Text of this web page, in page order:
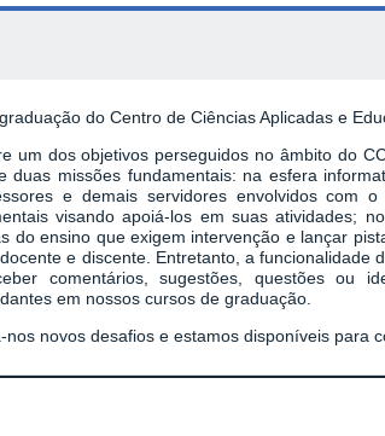
do Centro de Ciências Aplicadas e
um dos objetivos perseguidos no âmbito do
duas missões fundamentais: na esfera
e demais servidores envolvidos com
visando apoiá-los em suas atividades;
do ensino que exigem intervenção e lançar
e discente. Entretanto, a funcionalidade
comentários, sugestões, questões ou
em nossos cursos de graduação.
novos desafios e estamos disponíveis para